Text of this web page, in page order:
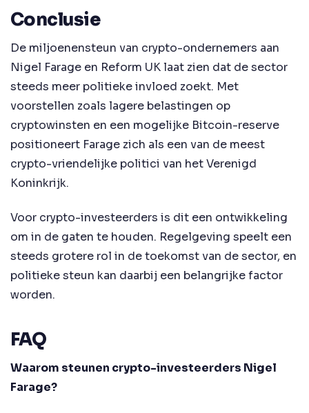
Conclusie
De miljoenensteun van crypto-ondernemers aan
Nigel Farage en Reform UK laat zien dat de sector
steeds meer politieke invloed zoekt. Met
voorstellen zoals lagere belastingen op
cryptowinsten en een mogelijke Bitcoin-reserve
positioneert Farage zich als een van de meest
crypto-vriendelijke politici van het Verenigd
Koninkrijk.
Voor crypto-investeerders is dit een ontwikkeling
om in de gaten te houden. Regelgeving speelt een
steeds grotere rol in de toekomst van de sector, en
politieke steun kan daarbij een belangrijke factor
worden.
FAQ
Waarom steunen crypto-investeerders Nigel
Farage?